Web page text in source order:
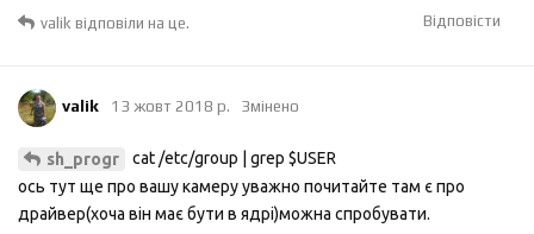
Відповісти
valik відповіли на це.
valik 13 жовт 2018 р. Змінено
sh_progr
cat /etc/group | grep $USER
ось тут ще про вашу камеру уважно почитайте там є про
драйвер(хоча він має бути в ядрі)можна спробувати.